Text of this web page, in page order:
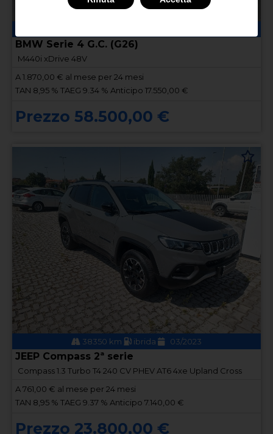
BMW Serie 4 G.C. (G26)
M440i xDrive 48V
A1.870,00 € al mese per 24 mesi
TAN 8,95 % TAEG 9.34 % Anticipo 17.550,00 €
Prezzo 58.500,00 €
38350 km ibrida 03/2023
JEEP Compass 2ª serie
Compass 1.3 Turbo T4 240 CV PHEV AT6 4xe Upland Cross
A761,00 € al mese per 24 mesi
TAN 8,95 % TAEG 9.37 % Anticipo 7.140,00 €
Prezzo 23.800,00 €